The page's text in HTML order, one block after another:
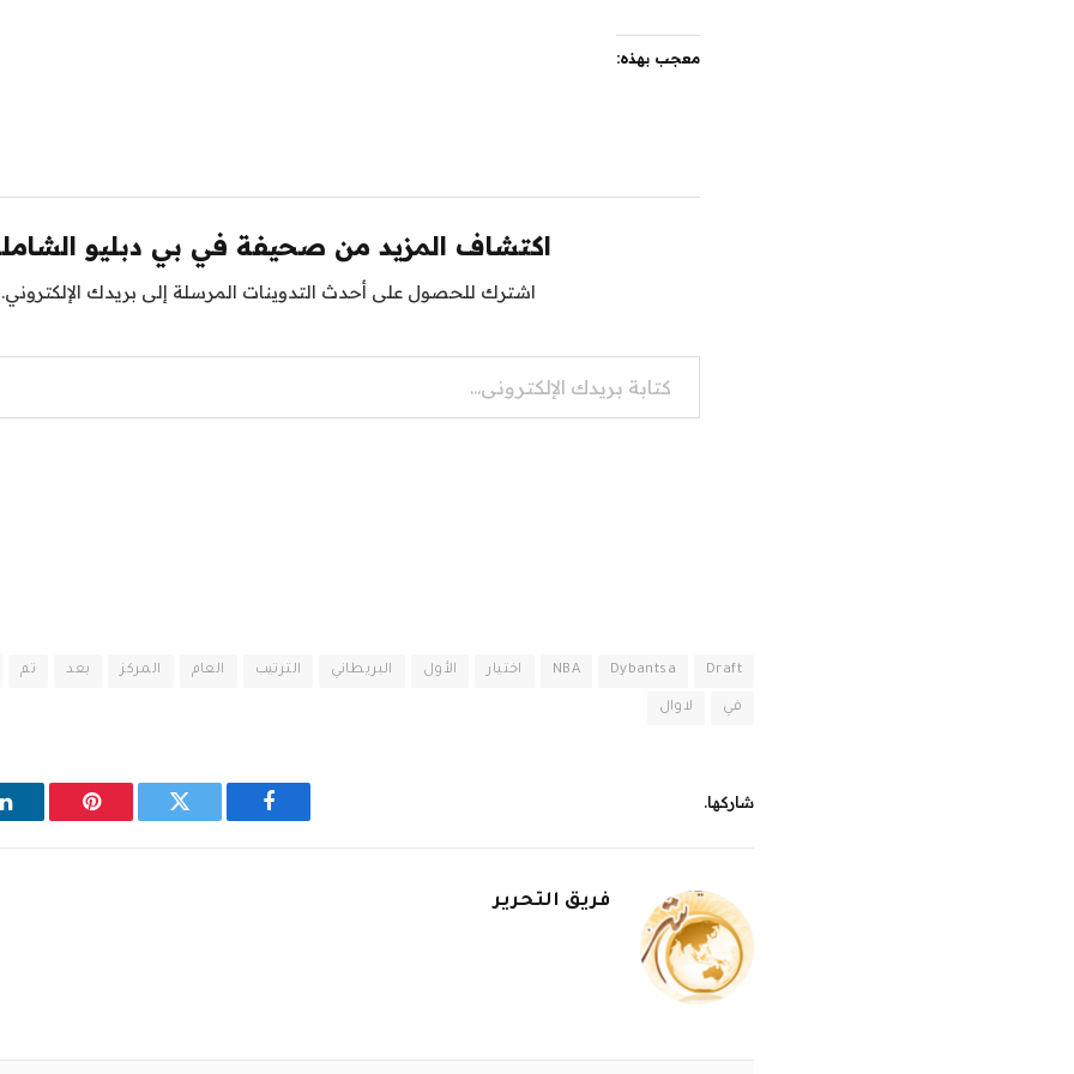
معجب بهذه:
اكتشاف المزيد من صحيفة في بي دبليو
اشترك للحصول على أحدث التدوينات المرسلة إلى بريدك الإلكتروني.
كتابة بريدك الإلكتروني...
Draft
Dybantsa
NBA اختيار الأول البريطاني الترتيب العام المركز بعد تم
في لاوال
شاركها.
فيسبوك تويتر بينتيريست
فريق التحرير